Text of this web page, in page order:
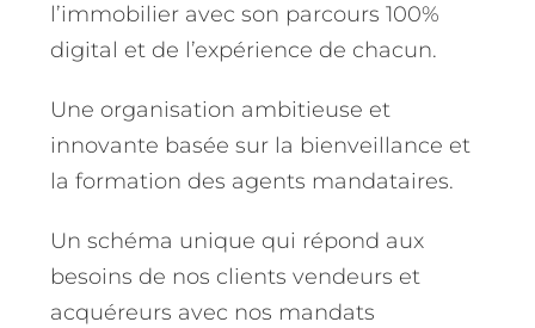
l’immobilier avec son parcours 100%
digital et de l’expérience de chacun.
Une organisation ambitieuse et
innovante basée sur la bienveillance et
la formation des agents mandataires.
Un schéma unique qui répond aux
besoins de nos clients vendeurs et
acquéreurs avec nos mandats